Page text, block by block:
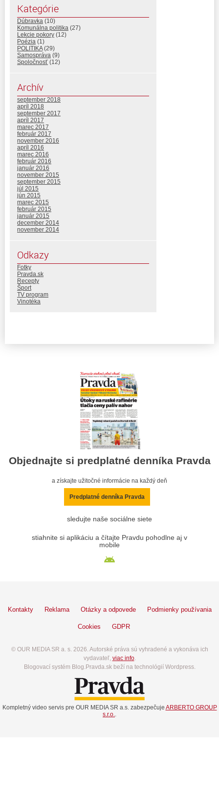
Kategórie
Dúbravka (10)
Komunálna politika (27)
Lekcie pokory (12)
Poézia (1)
POLITIKA(29)
Samospráva (9)
Spoločnosť (12)
Archív
september 2018
apríl 2018
september 2017
apríl 2017
marec 2017
február 2017
november 2016
apríl 2016
marec 2016
február 2016
január 2016
november 2015
september 2015
júl 2015
jún 2015
marec 2015
február 2015
január 2015
december 2014
november 2014
Odkazy
Fotky
Pravda.sk
Recepty
Šport
TV program
Vinotéka
Objednajte si predplatné denníka Pravda
a získajte užitočné informácie na každý deň
Predplatné denníka Pravda
sledujte naše sociálne siete
stiahnite si aplikáciu a čítajte Pravdu pohodlne aj v
mobile
Kontakty Reklama Otázky a odpovede Podmienky používania
Cookies GDPR
© OUR MEDIA SR a. s. 2026. Autorské práva sú vyhradené a vykonáva ich
vydavateľ, viac info.
Blogovací systém Blog.Pravda.sk beží na technológií Wordpress.
Kompletný video servis pre OUR MEDIA SR a.s. zabezpečuje ARBERTO GROUP
s.r.o..